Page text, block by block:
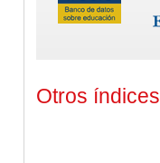
Otros índices